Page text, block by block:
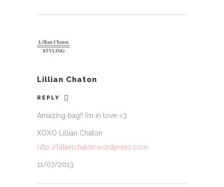
Lillian Chaton
REPLY
Amazing bag!! I’m in love <3
XOXO Lillian Chaton
http://lillianchaton.wordpress.com
11/07/2013